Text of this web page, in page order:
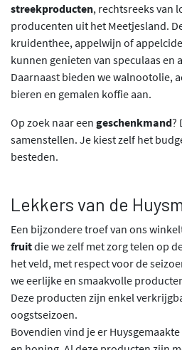
streekproducten, rechtsreeks van
producenten uit het Meetjesland.
kruidenthee, appelwijn of
kunnen genieten van speculaas en
Daarnaast bieden we walnootolie,
bieren en gemalen koffie aan.
Op zoek naar een geschenkmand?
samenstellen. Je kiest zelf het
besteden.
Lekkers van de
Een bijzondere troef van ons
fruitdie we zelf met zorg telen op
het veld, met respect voor de
we eerlijke en smaakvolle
Deze producten zijn enkel
oogstseizoen.
Bovendien vind je er